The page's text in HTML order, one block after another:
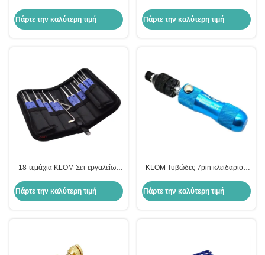
Core Puller Picks Tool
Πάρτε την καλύτερη τιμή
Lock Picking Tools
Πάρτε την καλύτερη τιμή
18 τεμάχια KLOM Σετ εργαλείων
ανοξείδωτο χάλυβα, εργαλεία
ανοίγματος κλειδαριών,
Πάρτε την καλύτερη τιμή
KLOM Τυβώδες 7pin κλειδαριού
κλειδαριού Εργαλείο γρήγορου
ανοίγματος
Πάρτε την καλύτερη τιμή